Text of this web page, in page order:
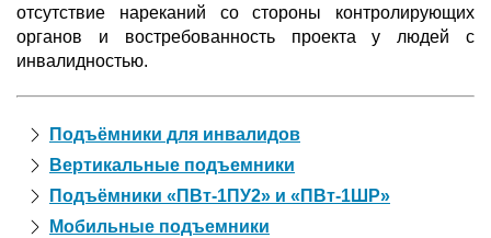
отсутствие нареканий со стороны контролирующих
органов и востребованность проекта у людей с
инвалидностью.
Подъёмники для инвалидов
Вертикальные подъемники
Подъёмники «ПВт-1ПУ2» и «ПВт-1ШР»
Мобильные подъемники